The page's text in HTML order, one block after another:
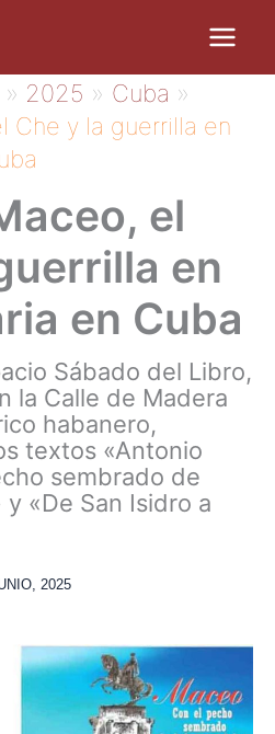
2025
Cuba
Che y la guerrilla en
el
en
en Cuba
Sábado del Libro,
la Calle de Madera
habanero,
textos «Antonio
sembrado de
«De San Isidro a
2025